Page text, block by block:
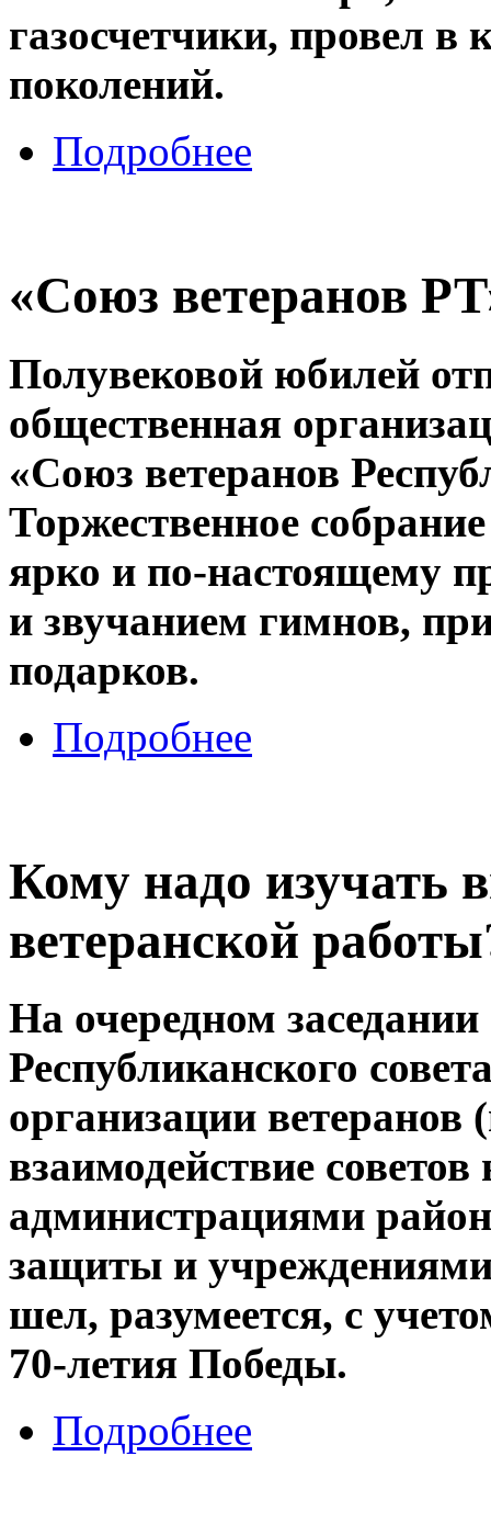
газосчетчики, провел в
поколений.
Подробнее
«Союз ветеранов
Полувековой юбилей
общественная
«Союз ветеранов
Торжественное
ярко и по-настоящему
и звучанием гимнов,
подарков.
Подробнее
Кому надо изучать
ветеранской
На очередном
Республиканского
организации ветеранов
взаимодействие
администрациями
защиты и учреждениями
шел, разумеется, с
70-летия Победы.
Подробнее